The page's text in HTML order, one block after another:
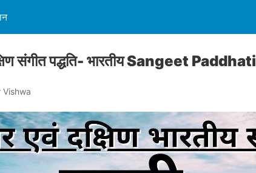
संगीत पद्धति- भारतीय Sangeet Paddhati
Vishwa